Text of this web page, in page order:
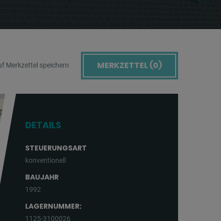
Merkzettel speichern MERKZETTEL (0)
DETAILS
STEUERUNGSART
konventionell
BAUJAHR
1992
LAGERNUMMER:
1125-3100026